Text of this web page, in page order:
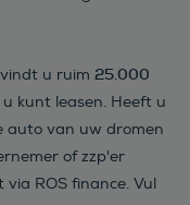
u ruim 25.000
u kunt leasen. Heeft u
auto van uw dromen
of zzp'er
ROS finance. Vul